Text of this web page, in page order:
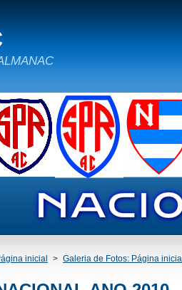
inicial > Galeria de Fotos: Página inicial